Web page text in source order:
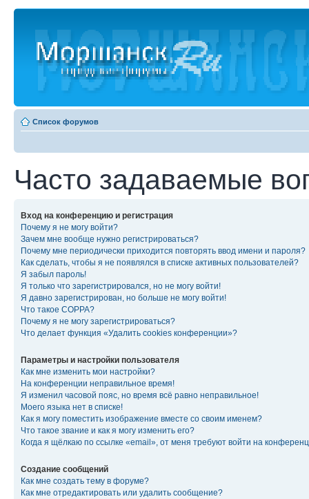
Список форумов
Часто задаваемые
Вход на конференцию и регистрация
Почему я не могу войти?
Зачем мне вообще нужно регистрироваться?
Почему мне периодически приходится повторять ввод имени и пароля?
Как сделать, чтобы я не появлялся в списке активных пользователей?
Я забыл пароль!
Я только что зарегистрировался, но не могу войти!
Я давно зарегистрирован, но больше не могу войти!
Что такое COPPA?
Почему я не могу зарегистрироваться?
Что делает функция «Удалить cookies конференции»?
Параметры и настройки пользователя
Как мне изменить мои настройки?
На конференции неправильное время!
Я изменил часовой пояс, но время всё равно неправильное!
Моего языка нет в списке!
Как я могу поместить изображение вместе со своим именем?
Что такое звание и как я могу изменить его?
Когда я щёлкаю по ссылке «email», от меня требуют войти на
Создание сообщений
Как мне создать тему в форуме?
Как мне отредактировать или удалить сообщение?